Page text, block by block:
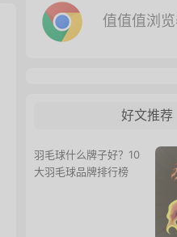
值值值浏
好文推荐
羽毛球什么牌子好？10
大羽毛球品牌排行榜